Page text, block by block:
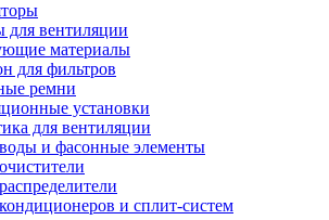
для вентиляции
материалы
для фильтров
ремни
установки
для вентиляции
и фасонные элементы
и сплит-систем